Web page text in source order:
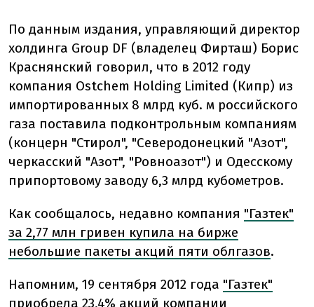
По данным издания, управляющий директор
холдинга Group DF (владелец Фирташ) Борис
Краснянский говорил, что в 2012 году
компания Ostchem Holding Limited (Кипр) из
импортированных 8 млрд куб. м российского
газа поставила подконтрольным компаниям
(концерн "Стирол", "Северодонецкий "Азот",
черкасский "Азот", "Ровноазот") и Одесскому
припортовому заводу 6,3 млрд кубометров.
Как сообщалось, недавно компания "Газтек"
за 2,77 млн гривен купила на бирже
небольшие пакеты акций пяти облгазов.
Напомним, 19 сентября 2012 года "Газтек"
приобрела 23,4% акций компании